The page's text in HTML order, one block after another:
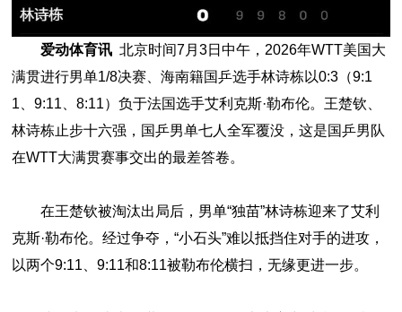
爱动体育讯 北京时间7月3日中午，2026年WTT美国大
满贯进行男单1/8决赛、海南籍国乒选手林诗栋以0:3（9:1
1、9:11、8:11）负于法国选手艾利克斯·勒布伦。王楚钦、
林诗栋止步十六强，国乒男单七人全军覆没，这是国乒男队
在WTT大满贯赛事交出的最差答卷。
在王楚钦被淘汰出局后，男单“独苗”林诗栋迎来了艾利
克斯·勒布伦。经过争夺，“小石头”难以抵挡住对手的进攻，
以两个9:11、9:11和8:11被勒布伦横扫，无缘更进一步。